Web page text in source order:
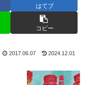
はてブ
コピー
2017.06.07 2024.12.01